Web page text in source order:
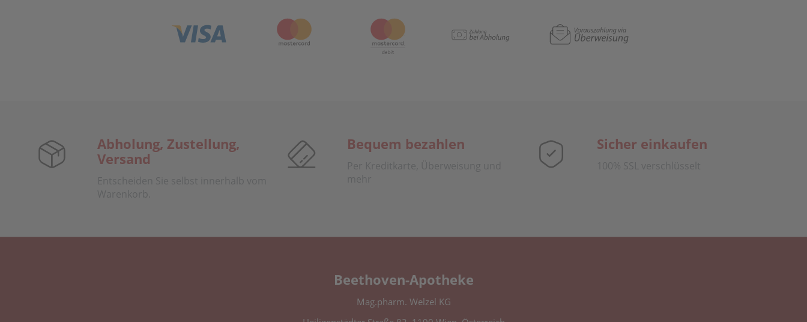
Abholung, Zustellung,
Versand
Entscheiden Sie selbst innerhalb vom
Warenkorb.
Bequem bezahlen
Per Kreditkarte, Überweisung und
mehr
Sicher einkaufen
100% SSL verschlüsselt
Beethoven-Apotheke
Mag.pharm. Welzel KG